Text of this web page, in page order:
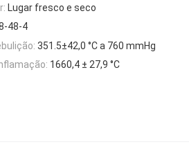
Lugar fresco e seco
48-4
351.5±42,0 °C a 760 mmHg
1660,4 ± 27,9 °C